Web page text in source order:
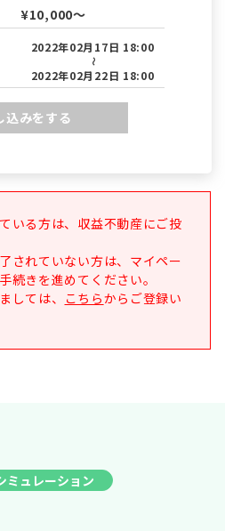
¥10,000～
2022年02月17日 18:00
～
2022年02月22日 18:00
込みをする
いる方は、収益不動産にご投
されていない方は、マイペー
続きを進めてください。
しては、 こちらからご登録い
ミュレーション